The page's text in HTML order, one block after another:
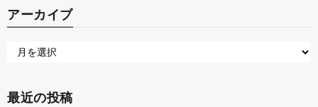
アーカイブ
最近の投稿